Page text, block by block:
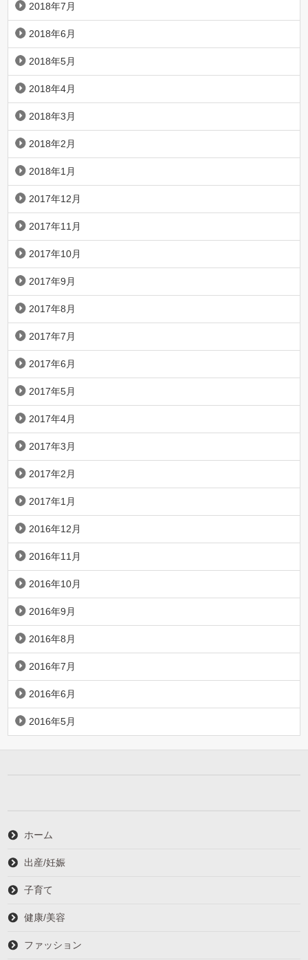
2018年7月
2018年6月
2018年5月
2018年4月
2018年3月
2018年2月
2018年1月
2017年12月
2017年11月
2017年10月
2017年9月
2017年8月
2017年7月
2017年6月
2017年5月
2017年4月
2017年3月
2017年2月
2017年1月
2016年12月
2016年11月
2016年10月
2016年9月
2016年8月
2016年7月
2016年6月
2016年5月
ホーム
出産/妊娠
子育て
健康/美容
ファッション